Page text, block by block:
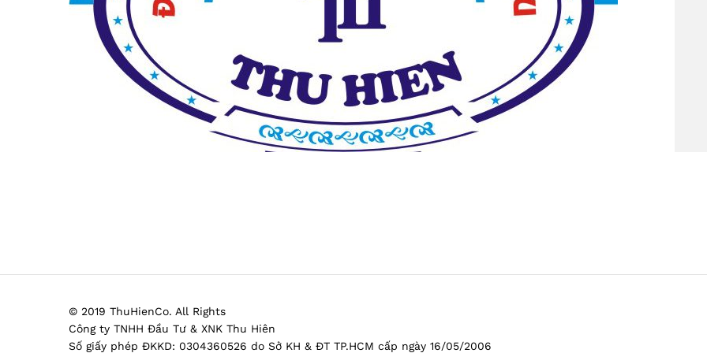
© 2019 ThuHienCo. All Rights
Công ty TNHH Đầu Tư & XNK Thu Hiên
Số giấy phép ĐKKD: 0304360526 do Sở KH & ĐT TP.HCM cấp ngày 16/05/2006